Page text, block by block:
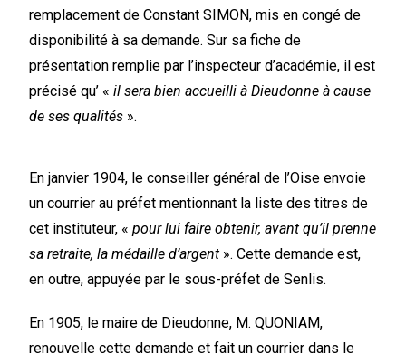
remplacement de Constant SIMON, mis en congé de
disponibilité à sa demande. Sur sa fiche de
présentation remplie par l’inspecteur d’académie, il est
précisé qu’ «il sera bien accueilli à Dieudonne à cause
de ses qualités ».
En janvier 1904, le conseiller général de l’Oise envoie
un courrier au préfet mentionnant la liste des titres de
cet instituteur, «pour lui faire obtenir, avant qu’il prenne
sa retraite, la médaille d’argent ». Cette demande est,
en outre, appuyée par le sous-préfet de Senlis.
En 1905, le maire de Dieudonne, M. QUONIAM,
renouvelle cette demande et fait un courrier dans le